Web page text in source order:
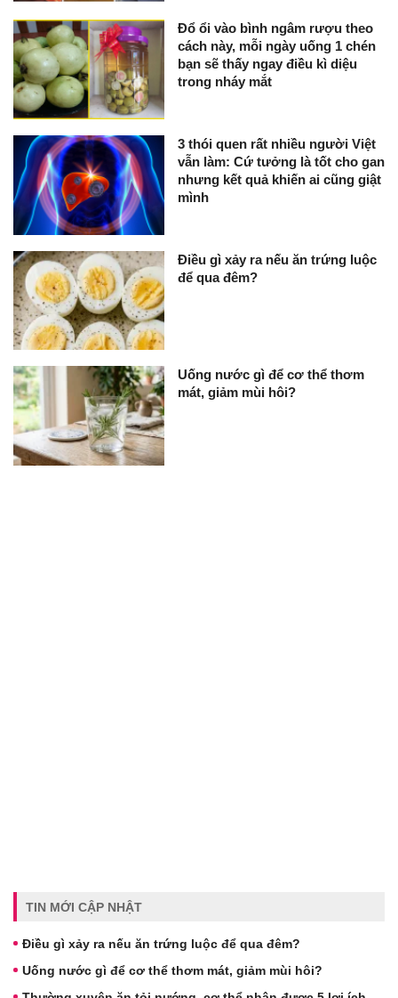
Đổ ổi vào bình ngâm rượu theo
cách này, mỗi ngày uống 1 chén
bạn sẽ thấy ngay điều kì diệu
trong nháy mắt
3 thói quen rất nhiều người Việt
vẫn làm: Cứ tưởng là tốt cho gan
nhưng kết quả khiến ai cũng giật
mình
Điều gì xảy ra nếu ăn trứng luộc
để qua đêm?
Uống nước gì để cơ thể thơm
mát, giảm mùi hôi?
TIN MỚI CẬP NHẬT
Điều gì xảy ra nếu ăn trứng luộc để qua đêm?
Uống nước gì để cơ thể thơm mát, giảm mùi hôi?